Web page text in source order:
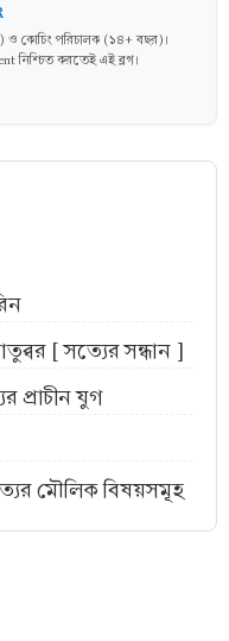
কোচিং পরিচালক (১৪+ বছর)।
নিশ্চিত করতেই এই ব্লগ।
[ সত্যের সন্ধান ]
প্রাচীন যুগ
মৌলিক বিষয়সমূহ